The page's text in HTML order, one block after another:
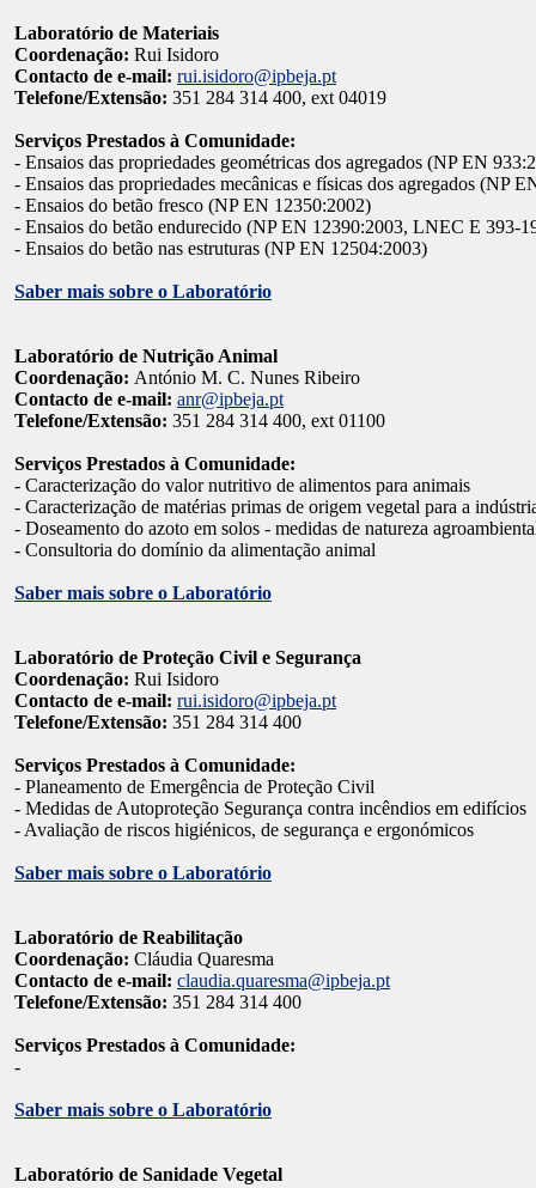
Laboratório de Materiais
Coordenação: Rui Isidoro
Contacto de e-mail: rui.isidoro@ipbeja.pt
Telefone/Extensão: 351 284 314 400, ext 04019
Serviços Prestados à Comunidade:
- Ensaios das propriedades geométricas dos agregados (NP EN
- Ensaios das propriedades mecânicas e físicas dos agregados (NP
- Ensaios do betão fresco (NP EN 12350:2002)
- Ensaios do betão endurecido (NP EN 12390:2003, LNEC E 393-
- Ensaios do betão nas estruturas (NP EN 12504:2003)
Saber mais sobre o Laboratório
Laboratório de Nutrição Animal
Coordenação: António M. C. Nunes Ribeiro
Contacto de e-mail: anr@ipbeja.pt
Telefone/Extensão: 351 284 314 400, ext 01100
Serviços Prestados à Comunidade:
- Caracterização do valor nutritivo de alimentos para animais
- Caracterização de matérias primas de origem vegetal para a
- Doseamento do azoto em solos - medidas de natureza
- Consultoria do domínio da alimentação animal
Saber mais sobre o Laboratório
Laboratório de Proteção Civil e Segurança
Coordenação: Rui Isidoro
Contacto de e-mail: rui.isidoro@ipbeja.pt
Telefone/Extensão: 351 284 314 400
Serviços Prestados à Comunidade:
- Planeamento de Emergência de Proteção Civil
- Medidas de Autoproteção Segurança contra incêndios em edifícios
- Avaliação de riscos higiénicos, de segurança e ergonómicos
Saber mais sobre o Laboratório
Laboratório de Reabilitação
Coordenação: Cláudia Quaresma
Contacto de e-mail: claudia.quaresma@ipbeja.pt
Telefone/Extensão: 351 284 314 400
Serviços Prestados à Comunidade:
-
Saber mais sobre o Laboratório
Laboratório de Sanidade Vegetal